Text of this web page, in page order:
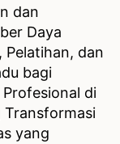
dan
Daya
Pelatihan, dan
bagi
di
Transformasi
yang